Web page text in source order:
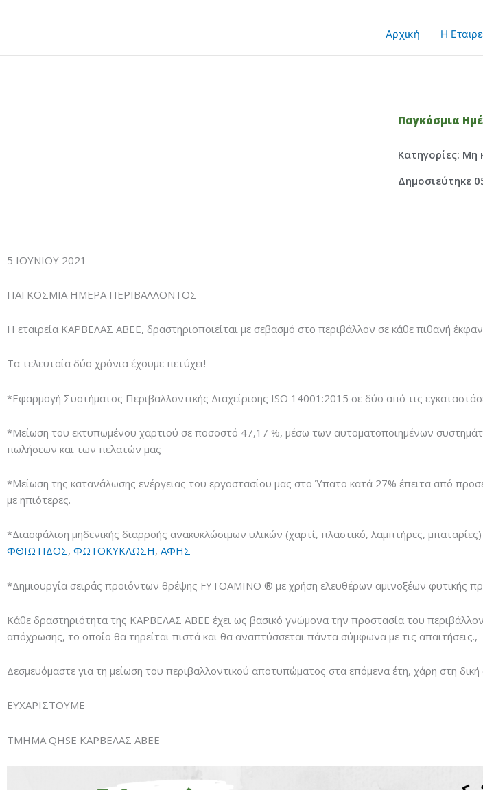
Αρχική Η
Παγκόσμια
Κατηγορίες: Μη
Δημοσιεύτηκε
5 ΙΟΥΝΙΟΥ 2021
ΠΑΓΚΟΣΜΙΑ ΗΜΕΡΑ ΠΕΡΙΒΑΛΛΟΝΤΟΣ
Η εταιρεία ΚΑΡΒΕΛΑΣ ΑΒΕΕ, δραστηριοποιείται με σεβασμό στο περιβάλλον σε κάθε πιθανή
Τα τελευταία δύο χρόνια έχουμε πετύχει!
*Εφαρμογή Συστήματος Περιβαλλοντικής Διαχείρισης ISO 14001:2015 σε δύο από τις
*Μείωση του εκτυπωμένου χαρτιού σε ποσοστό 47,17 %, μέσω των αυτοματοποιημένων
πωλήσεων και των πελατών μας
*Μείωση της κατανάλωσης ενέργειας του εργοστασίου μας στο Ύπατο κατά 27% έπειτα από
με ηπιότερες.
*Διασφάλιση μηδενικής διαρροής ανακυκλώσιμων υλικών (χαρτί, πλαστικό, λαμπτήρες,
ΦΘΙΩΤΙΔΟΣ, ΦΩΤΟΚΥΚΛΩΣΗ, ΑΦΗΣ
*Δημιουργία σειράς προϊόντων θρέψης FYTOAMINO ® με χρήση ελευθέρων αμινοξέων φυτικής
Κάθε δραστηριότητα της ΚΑΡΒΕΛΑΣ ΑΒΕΕ έχει ως βασικό γνώμονα την προστασία του
απόχρωσης, το οποίο θα τηρείται πιστά και θα αναπτύσσεται πάντα σύμφωνα με τις απαιτήσεις.,
Δεσμευόμαστε για τη μείωση του περιβαλλοντικού αποτυπώματος στα επόμενα έτη, χάρη στη δική
ΕΥΧΑΡΙΣΤΟΥΜΕ
ΤΜΗΜΑ QHSE ΚΑΡΒΕΛΑΣ ΑΒΕΕ